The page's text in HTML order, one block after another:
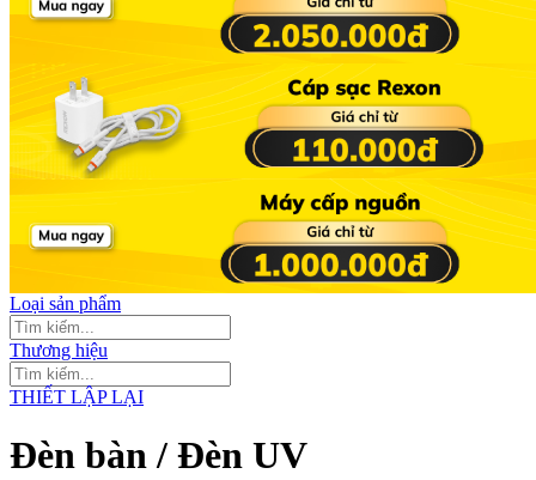
Loại sản phẩm
Thương hiệu
THIẾT LẬP LẠI
Đèn bàn / Đèn UV